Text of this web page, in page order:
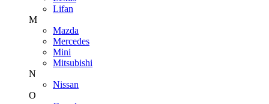
Lifan
M
Mazda
Mercedes
Mini
Mitsubishi
N
Nissan
O